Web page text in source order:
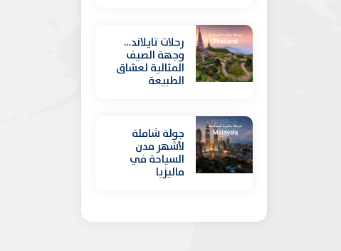
رحلات تايلاند…
وجهة الصيف
المثالية لعشاق
الطبيعة
جولة شاملة
لأشهر مدن
السياحة في
ماليزيا